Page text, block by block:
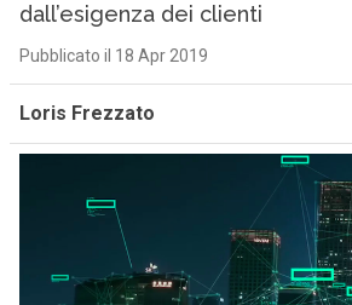
dall’esigenza dei clienti
Pubblicato il 18 Apr 2019
Loris Frezzato